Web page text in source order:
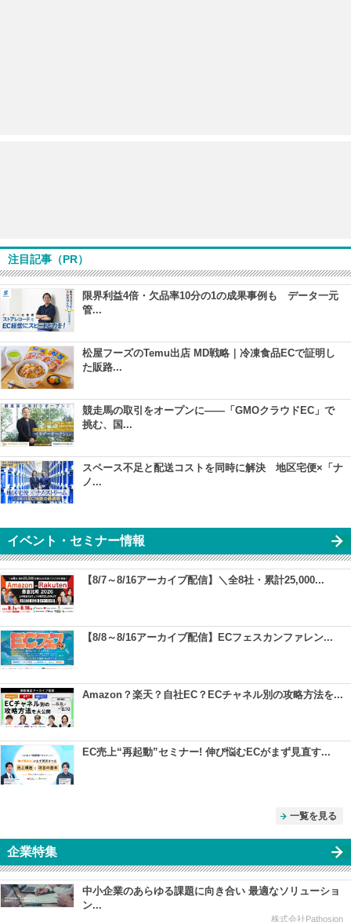
注目記事（PR）
限界利益4倍・欠品率10分の1の成果事例も データ一元
管...
松屋フーズのTemu出店 MD戦略｜冷凍食品ECで証明し
た販路...
競走馬の取引をオープンに――「GMOクラウドEC」で
挑む、国...
スペース不足と配送コストを同時に解決 地区宅便×「ナ
ノ...
イベント・セミナー情報
【8/7～8/16アーカイブ配信】＼全8社・累計25,000...
【8/8～8/16アーカイブ配信】ECフェスカンファレン...
Amazon？楽天？自社EC？ECチャネル別の攻略方法を...
EC売上“再起動”セミナー! 伸び悩むECがまず見直す...
一覧を見る
企業特集
中小企業のあらゆる課題に向き合い 最適なソリューショ
ン...
株式会社Pathosion